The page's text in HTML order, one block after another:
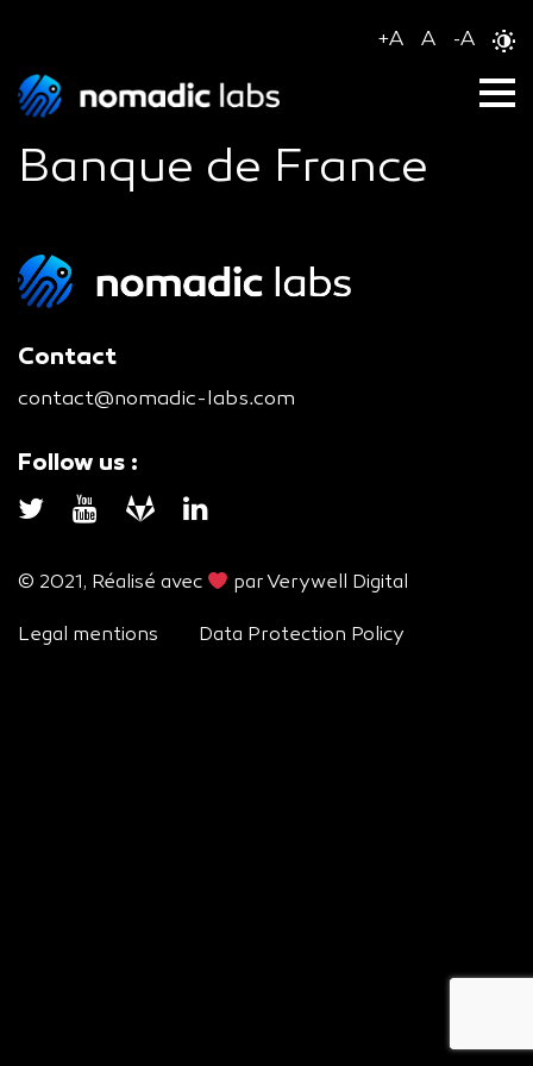
+A A -A
Banque de France
Contact
contact@nomadic-labs.com
Follow us :
© 2021, Réalisé avec par Verywell Digital
Legal mentions Data Protection Policy